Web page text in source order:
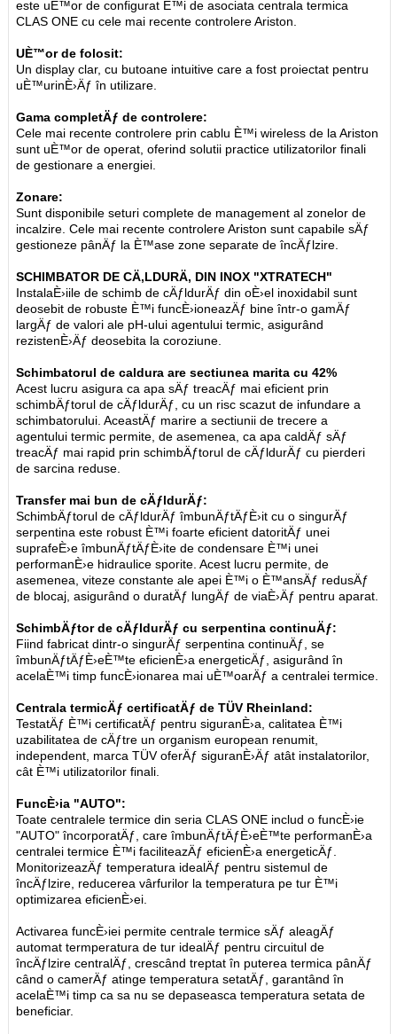
este uÈ™or de configurat È™i de asociata centrala termica
CLAS ONE cu cele mai recente controlere Ariston.
UÈ™or de folosit:
Un display clar, cu butoane intuitive care a fost proiectat pentru
uÈ™urinÈ›Äƒ în utilizare.
Gama completÄƒ de controlere:
Cele mai recente controlere prin cablu È™i wireless de la Ariston
sunt uÈ™or de operat, oferind solutii practice utilizatorilor finali
de gestionare a energiei.
Zonare:
Sunt disponibile seturi complete de management al zonelor de
incalzire. Cele mai recente controlere Ariston sunt capabile sÄƒ
gestioneze pânÄƒ la È™ase zone separate de încÄƒlzire.
SCHIMBATOR DE CÄ‚LDURÄ‚ DIN INOX "XTRATECH"
InstalaÈ›iile de schimb de cÄƒldurÄƒ din oÈ›el inoxidabil sunt
deosebit de robuste È™i funcÈ›ioneazÄƒ bine într-o gamÄƒ
largÄƒ de valori ale pH-ului agentului termic, asigurând
rezistenÈ›Äƒ deosebita la coroziune.
Schimbatorul de caldura are sectiunea marita cu 42%
Acest lucru asigura ca apa sÄƒ treacÄƒ mai eficient prin
schimbÄƒtorul de cÄƒldurÄƒ, cu un risc scazut de infundare a
schimbatorului. AceastÄƒ marire a sectiunii de trecere a
agentului termic permite, de asemenea, ca apa caldÄƒ sÄƒ
treacÄƒ mai rapid prin schimbÄƒtorul de cÄƒldurÄƒ cu pierderi
de sarcina reduse.
Transfer mai bun de cÄƒldurÄƒ:
SchimbÄƒtorul de cÄƒldurÄƒ îmbunÄƒtÄƒÈ›it cu o singurÄƒ
serpentina este robust È™i foarte eficient datoritÄƒ unei
suprafeÈ›e îmbunÄƒtÄƒÈ›ite de condensare È™i unei
performanÈ›e hidraulice sporite. Acest lucru permite, de
asemenea, viteze constante ale apei È™i o È™ansÄƒ redusÄƒ
de blocaj, asigurând o duratÄƒ lungÄƒ de viaÈ›Äƒ pentru aparat.
SchimbÄƒtor de cÄƒldurÄƒ cu serpentina continuÄƒ:
Fiind fabricat dintr-o singurÄƒ serpentina continuÄƒ, se
îmbunÄƒtÄƒÈ›eÈ™te eficienÈ›a energeticÄƒ, asigurând în
acelaÈ™i timp funcÈ›ionarea mai uÈ™oarÄƒ a centralei termice.
Centrala termicÄƒ certificatÄƒ de TÜV Rheinland:
TestatÄƒ È™i certificatÄƒ pentru siguranÈ›a, calitatea È™i
uzabilitatea de cÄƒtre un organism european renumit,
independent, marca TÜV oferÄƒ siguranÈ›Äƒ atât instalatorilor,
cât È™i utilizatorilor finali.
FuncÈ›ia "AUTO":
Toate centralele termice din seria CLAS ONE includ o funcÈ›ie
"AUTO" încorporatÄƒ, care îmbunÄƒtÄƒÈ›eÈ™te performanÈ›a
centralei termice È™i faciliteazÄƒ eficienÈ›a energeticÄƒ.
MonitorizeazÄƒ temperatura idealÄƒ pentru sistemul de
încÄƒlzire, reducerea vârfurilor la temperatura pe tur È™i
optimizarea eficienÈ›ei.
Activarea funcÈ›iei permite centrale termice sÄƒ aleagÄƒ
automat termperatura de tur idealÄƒ pentru circuitul de
încÄƒlzire centralÄƒ, crescând treptat în puterea termica pânÄƒ
când o camerÄƒ atinge temperatura setatÄƒ, garantând în
acelaÈ™i timp ca sa nu se depaseasca temperatura setata de
beneficiar.